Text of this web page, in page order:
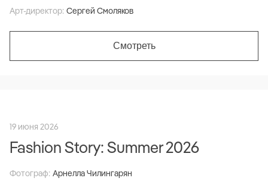
Арт-директор: Сергей Смоляков
Смотреть
19 июня 2026
Fashion Story: Summer 2026
Фотограф: Арнелла Чилингарян